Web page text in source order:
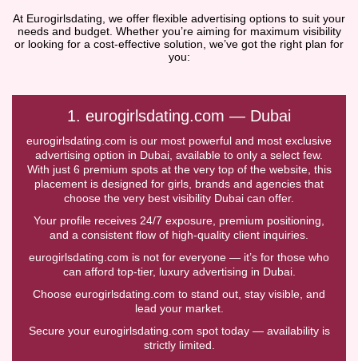
At Eurogirlsdating, we offer flexible advertising options to suit your
needs and budget. Whether you’re aiming for maximum visibility
or looking for a cost-effective solution, we’ve got the right plan for
you:
1. eurogirlsdating.com — Dubai
eurogirlsdating.com is our most powerful and most exclusive
advertising option in Dubai, available to only a select few.
With just 6 premium spots at the very top of the website, this
placement is designed for girls, brands and agencies that
choose the very best visibility Dubai can offer.
Your profile receives 24/7 exposure, premium positioning,
and a consistent flow of high-quality client inquiries.
eurogirlsdating.com is not for everyone — it’s for those who
can afford top-tier, luxury advertising in Dubai.
Choose eurogirlsdating.com to stand out, stay visible, and
lead your market.
Secure your eurogirlsdating.com spot today — availability is
strictly limited.